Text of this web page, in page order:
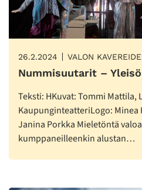
26.2.2024 VALON
Nummisuutarit –
Teksti: HKuvat: Tommi Mattila,
KaupunginteatteriLogo:
Janina Porkka Mieletöntä
kumppaneilleenkin alustan…